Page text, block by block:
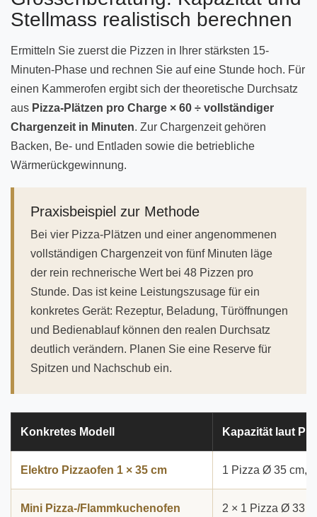
Stellmass realistisch berechnen
Ermitteln Sie zuerst die Pizzen in Ihrer stärksten 15-
Minuten-Phase und rechnen Sie auf eine Stunde hoch. Für
einen Kammerofen ergibt sich der theoretische Durchsatz
aus Pizza-Plätzen pro Charge × 60 ÷ vollständiger
Chargenzeit in Minuten. Zur Chargenzeit gehören
Backen, Be- und Entladen sowie die betriebliche
Wärmerückgewinnung.
Praxisbeispiel zur Methode
Bei vier Pizza-Plätzen und einer angenommenen
vollständigen Chargenzeit von fünf Minuten läge
der rein rechnerische Wert bei 48 Pizzen pro
Stunde. Das ist keine Leistungszusage für ein
konkretes Gerät: Rezeptur, Beladung, Türöffnungen
und Bedienablauf können den realen Durchsatz
deutlich verändern. Planen Sie eine Reserve für
Spitzen und Nachschub ein.
Konkretes Modell Kapazität laut
Elektro Pizzaofen 1 × 35 cm 1 Pizza Ø 35 cm,
Mini Pizza-/Flammkuchenofen 2 × 1 Pizza Ø 33